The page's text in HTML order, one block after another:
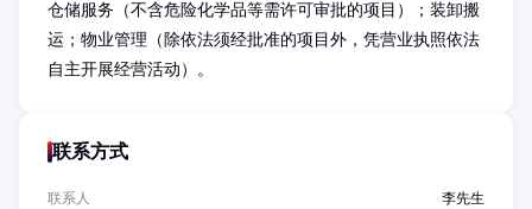
仓储服务（不含危险化学品等需许可审批的项目）；装卸搬
运；物业管理（除依法须经批准的项目外，凭营业执照依法
自主开展经营活动）。
联系方式
联系人 李先生